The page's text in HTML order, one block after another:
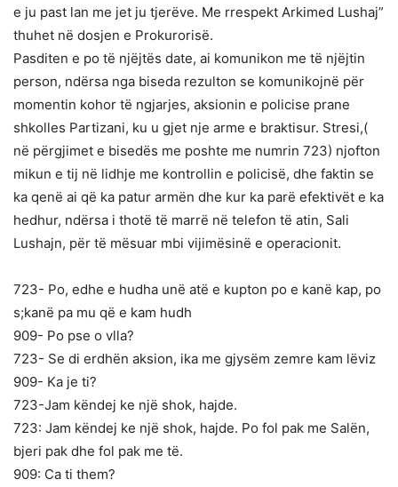
e ju past lan me jet ju tjerëve. Me rrespekt Arkimed Lushaj”
thuhet në dosjen e Prokurorisë.
Pasditen e po të njëjtës date, ai komunikon me të njëjtin
person, ndërsa nga biseda rezulton se komunikojnë për
momentin kohor të ngjarjes, aksionin e policise prane
shkolles Partizani, ku u gjet nje arme e braktisur. Stresi,(
në përgjimet e bisedës me poshte me numrin 723) njofton
mikun e tij në lidhje me kontrollin e policisë, dhe faktin se
ka qenë ai që ka patur armën dhe kur ka parë efektivët e ka
hedhur, ndërsa i thotë të marrë në telefon të atin, Sali
Lushajn, për të mësuar mbi vijimësinë e operacionit.
723- Po, edhe e hudha unë atë e kupton po e kanë kap, po
s;kanë pa mu që e kam hudh
909- Po pse o vlla?
723- Se di erdhën aksion, ika me gjysëm zemre kam lëviz
909- Ka je ti?
723-Jam këndej ke një shok, hajde.
723: Jam këndej ke një shok, hajde. Po fol pak me Salën,
bjeri pak dhe fol pak me të.
909: Ca ti them?